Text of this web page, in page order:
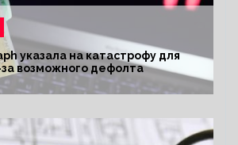
указала на катастрофу для
возможного дефолта